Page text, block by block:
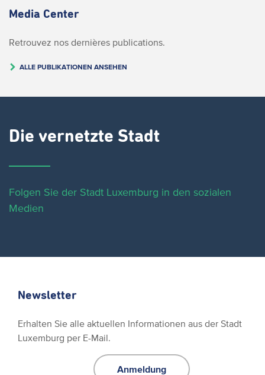
Media Center
Retrouvez nos dernières publications.
ALLE PUBLIKATIONEN ANSEHEN
Die vernetzte Stadt
Folgen Sie der Stadt Luxemburg in den sozialen
Medien
Newsletter
Erhalten Sie alle aktuellen Informationen aus der Stadt
Luxemburg per E-Mail.
Anmeldung